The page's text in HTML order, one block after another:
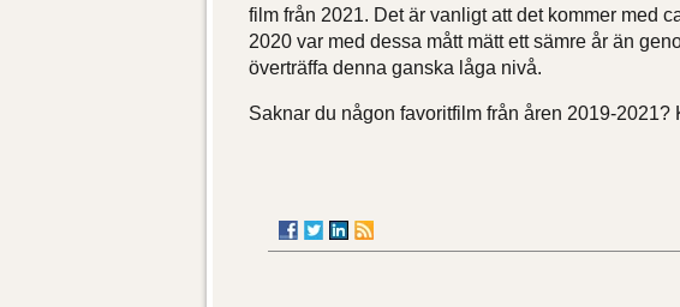
film från 2021. Det är vanligt att det kommer med
2020 var med dessa mått mätt ett sämre år än
överträffa denna ganska låga nivå.
Saknar du någon favoritfilm från åren 2019-2021?